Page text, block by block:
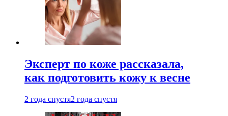
Эксперт по коже рассказала,
как подготовить кожу к весне
2 года спустя2 года спустя